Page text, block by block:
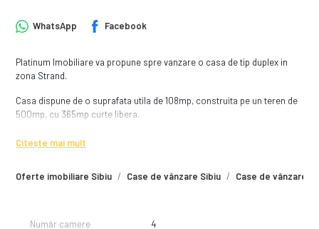
Oferte imobiliare Sibiu Case de vânzare Sibiu Case de vânzare
WhatsApp Facebook
Platinum Imobiliare va propune spre vanzare o casa de tip duplex in
zona Strand.
Casa dispune de o suprafata utila de 108mp, construita pe un teren de
500mp, cu 365mp curte libera.
Compartimentare:
- Living
- Anexe
Citește mai mult
Număr camere 4